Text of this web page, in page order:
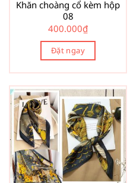
Khăn choàng cổ kèm hộp
08
400.000₫
Đặt ngay